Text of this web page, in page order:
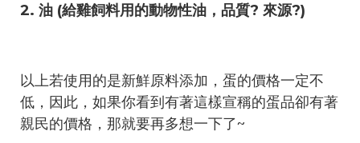
2. 油 (給雞飼料用的動物性油，品質? 來源?)
以上若使用的是新鮮原料添加，蛋的價格一定不
低，因此，如果你看到有著這樣宣稱的蛋品卻有著
親民的價格，那就要再多想一下了~